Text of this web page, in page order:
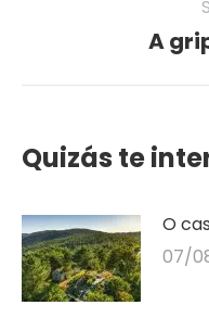
A
Quizás te
O
07/